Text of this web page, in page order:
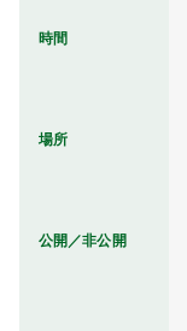
時間
場所
公開／非公開